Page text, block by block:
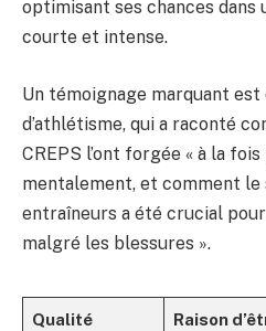
optimisant ses chances dans
courte et intense.
Un témoignage marquant
d’athlétisme, qui a raconté
CREPS l’ont forgée « à la
mentalement, et comment le
entraîneurs a été crucial
malgré les blessures ».
Qualité Raison